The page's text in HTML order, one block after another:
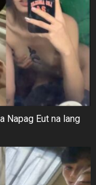
Napag Eut na lang